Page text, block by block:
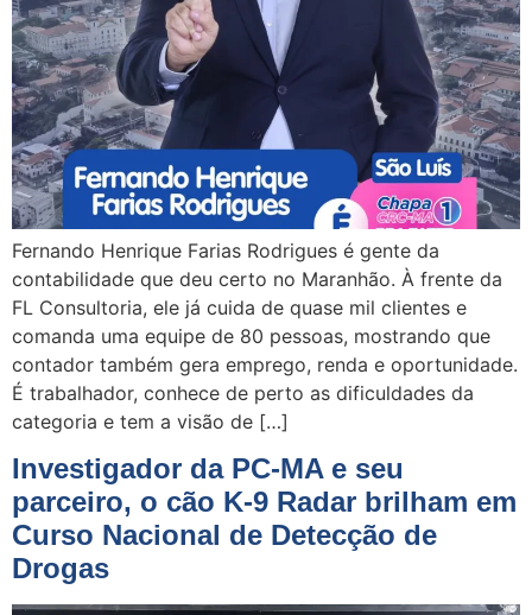
Fernando Henrique Farias Rodrigues é gente da
contabilidade que deu certo no Maranhão. À frente da
FL Consultoria, ele já cuida de quase mil clientes e
comanda uma equipe de 80 pessoas, mostrando que
contador também gera emprego, renda e oportunidade.
É trabalhador, conhece de perto as dificuldades da
categoria e tem a visão de […]
Investigador da PC-MA e seu
parceiro, o cão K-9 Radar brilham em
Curso Nacional de Detecção de
Drogas